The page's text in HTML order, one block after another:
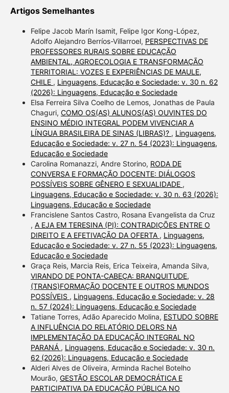
Artigos Semelhantes
Felipe Jacob Marín Isamit, Felipe Igor Kong-López,
Adolfo Alejandro Berríos-Villarroel, PERSPECTIVAS DE
PROFESSORES RURAIS SOBRE EDUCAÇÃO
AMBIENTAL, AGROECOLOGIA E TRANSFORMAÇÃO
TERRITORIAL: VOZES E EXPERIÊNCIAS DE MAULE,
CHILE , Linguagens, Educação e Sociedade: v. 30 n. 62
(2026): Linguagens, Educação e Sociedade
Elsa Ferreira Silva Coelho de Lemos, Jonathas de Paula
Chaguri, COMO OS(AS) ALUNOS(AS) OUVINTES DO
ENSINO MÉDIO INTEGRAL PODEM VIVENCIAR A
LÍNGUA BRASILEIRA DE SINAS (LIBRAS)? , Linguagens,
Educação e Sociedade: v. 27 n. 54 (2023): Linguagens,
Educação e Sociedade
Carolina Romanazzi, Andre Storino, RODA DE
CONVERSA E FORMAÇÃO DOCENTE: DIÁLOGOS
POSSÍVEIS SOBRE GÊNERO E SEXUALIDADE ,
Linguagens, Educação e Sociedade: v. 30 n. 63 (2026):
Linguagens, Educação e Sociedade
Francislene Santos Castro, Rosana Evangelista da Cruz
, A EJA EM TERESINA (PI): CONTRADIÇÕES ENTRE O
DIREITO E A EFETIVAÇÃO DA OFERTA , Linguagens,
Educação e Sociedade: v. 27 n. 55 (2023): Linguagens,
Educação e Sociedade
Graça Reis, Marcia Reis, Erica Teixeira, Amanda Silva,
VIRANDO DE PONTA-CABEÇA: BRANQUITUDE,
(TRANS)FORMAÇÃO DOCENTE E OUTROS MUNDOS
POSSÍVEIS , Linguagens, Educação e Sociedade: v. 28
n. 57 (2024): Linguagens, Educação e Sociedade
Tatiane Torres, Adão Aparecido Molina, ESTUDO SOBRE
A INFLUÊNCIA DO RELATÓRIO DELORS NA
IMPLEMENTAÇÃO DA EDUCAÇÃO INTEGRAL NO
PARANÁ , Linguagens, Educação e Sociedade: v. 30 n.
62 (2026): Linguagens, Educação e Sociedade
Alderi Alves de Oliveira, Arminda Rachel Botelho
Mourão, GESTÃO ESCOLAR DEMOCRÁTICA E
PARTICIPATIVA DA EDUCAÇÃO PÚBLICA NO